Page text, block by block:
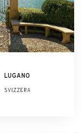
LUGANO
SVIZZERA